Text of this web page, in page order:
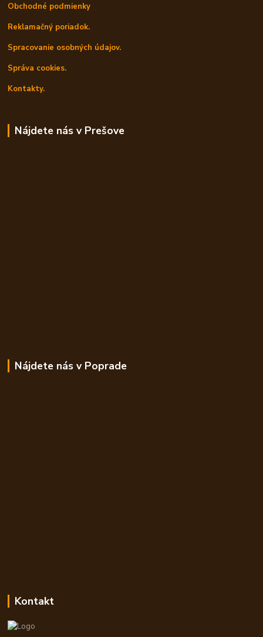
Obchodné podmienky
Reklamačný poriadok.
Spracovanie osobných údajov.
Správa cookies.
Kontakty.
Nájdete nás v Prešove
Nájdete nás v Poprade
Kontakt